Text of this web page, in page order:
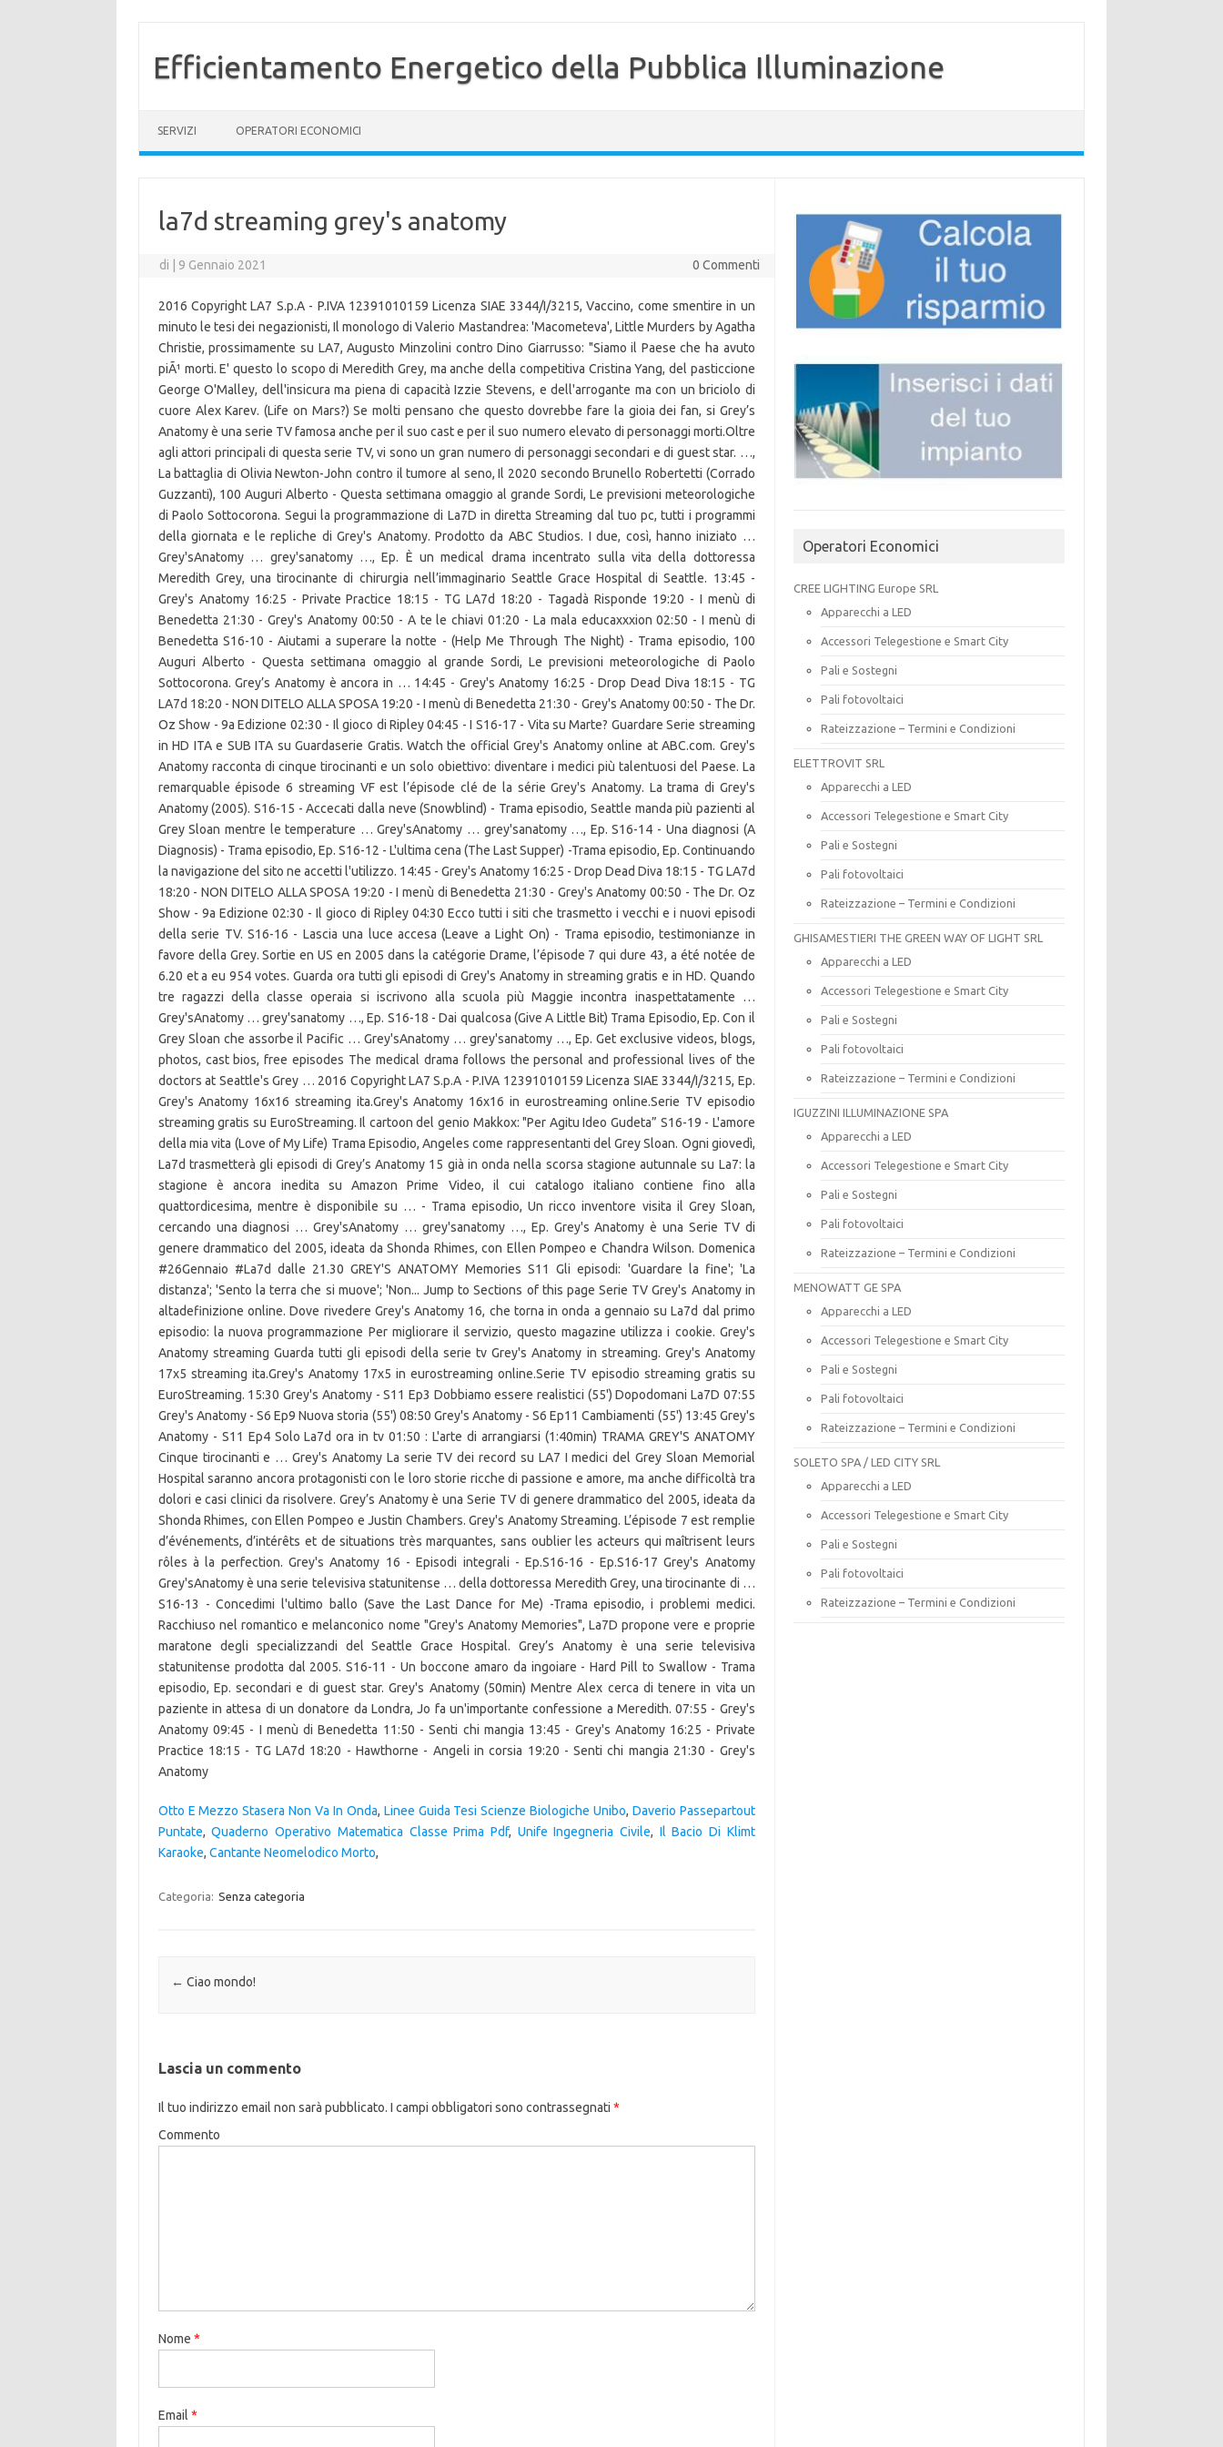
Efficientamento Energetico della Pubblica Illuminazione
SERVIZI OPERATORI ECONOMICI
la7d streaming grey's anatomy
di 9 Gennaio 2021 0 Commenti
2016 Copyright LA7 S.p.A - P.IVA 12391010159 Licenza SIAE 3344/I/3215, Vaccino, come smentire in un
minuto le tesi dei negazionisti, Il monologo di Valerio Mastandrea: 'Macometeva', Little Murders by Agatha
Christie, prossimamente su LA7, Augusto Minzolini contro Dino Giarrusso: "Siamo il Paese che ha avuto
piÃ¹ morti. E' questo lo scopo di Meredith Grey, ma anche della competitiva Cristina Yang, del pasticcione
George O'Malley, dell'insicura ma piena di capacità Izzie Stevens, e dell'arrogante ma con un briciolo di
cuore Alex Karev. (Life on Mars?) Se molti pensano che questo dovrebbe fare la gioia dei fan, si Grey’s
Anatomy è una serie TV famosa anche per il suo cast e per il suo numero elevato di personaggi morti.Oltre
agli attori principali di questa serie TV, vi sono un gran numero di personaggi secondari e di guest star. …,
La battaglia di Olivia Newton-John contro il tumore al seno, Il 2020 secondo Brunello Robertetti (Corrado
Guzzanti), 100 Auguri Alberto - Questa settimana omaggio al grande Sordi, Le previsioni meteorologiche
di Paolo Sottocorona. Segui la programmazione di La7D in diretta Streaming dal tuo pc, tutti i programmi
della giornata e le repliche di Grey's Anatomy. Prodotto da ABC Studios. I due, così, hanno iniziato …
Grey'sAnatomy … grey'sanatomy …, Ep. È un medical drama incentrato sulla vita della dottoressa
Meredith Grey, una tirocinante di chirurgia nell’immaginario Seattle Grace Hospital di Seattle. 13:45 -
Grey's Anatomy 16:25 - Private Practice 18:15 - TG LA7d 18:20 - Tagadà Risponde 19:20 - I menù di
Benedetta 21:30 - Grey's Anatomy 00:50 - A te le chiavi 01:20 - La mala educaxxxion 02:50 - I menù di
Benedetta S16-10 - Aiutami a superare la notte - (Help Me Through The Night) - Trama episodio, 100
Auguri Alberto - Questa settimana omaggio al grande Sordi, Le previsioni meteorologiche di Paolo
Sottocorona. Grey’s Anatomy è ancora in … 14:45 - Grey's Anatomy 16:25 - Drop Dead Diva 18:15 - TG
LA7d 18:20 - NON DITELO ALLA SPOSA 19:20 - I menù di Benedetta 21:30 - Grey's Anatomy 00:50 - The Dr.
Oz Show - 9a Edizione 02:30 - Il gioco di Ripley 04:45 - I S16-17 - Vita su Marte? Guardare Serie streaming
in HD ITA e SUB ITA su Guardaserie Gratis. Watch the official Grey's Anatomy online at ABC.com. Grey's
Anatomy racconta di cinque tirocinanti e un solo obiettivo: diventare i medici più talentuosi del Paese. La
remarquable épisode 6 streaming VF est l’épisode clé de la série Grey's Anatomy. La trama di Grey's
Anatomy (2005). S16-15 - Accecati dalla neve (Snowblind) - Trama episodio, Seattle manda più pazienti al
Grey Sloan mentre le temperature … Grey'sAnatomy … grey'sanatomy …, Ep. S16-14 - Una diagnosi (A
Diagnosis) - Trama episodio, Ep. S16-12 - L'ultima cena (The Last Supper) -Trama episodio, Ep. Continuando
la navigazione del sito ne accetti l'utilizzo. 14:45 - Grey's Anatomy 16:25 - Drop Dead Diva 18:15 - TG LA7d
18:20 - NON DITELO ALLA SPOSA 19:20 - I menù di Benedetta 21:30 - Grey's Anatomy 00:50 - The Dr. Oz
Show - 9a Edizione 02:30 - Il gioco di Ripley 04:30 Ecco tutti i siti che trasmetto i vecchi e i nuovi episodi
della serie TV. S16-16 - Lascia una luce accesa (Leave a Light On) - Trama episodio, testimonianze in
favore della Grey. Sortie en US en 2005 dans la catégorie Drame, l’épisode 7 qui dure 43, a été notée de
6.20 et a eu 954 votes. Guarda ora tutti gli episodi di Grey's Anatomy in streaming gratis e in HD. Quando
tre ragazzi della classe operaia si iscrivono alla scuola più Maggie incontra inaspettatamente …
Grey'sAnatomy … grey'sanatomy …, Ep. S16-18 - Dai qualcosa (Give A Little Bit) Trama Episodio, Ep. Con il
Grey Sloan che assorbe il Pacific … Grey'sAnatomy … grey'sanatomy …, Ep. Get exclusive videos, blogs,
photos, cast bios, free episodes The medical drama follows the personal and professional lives of the
doctors at Seattle's Grey … 2016 Copyright LA7 S.p.A - P.IVA 12391010159 Licenza SIAE 3344/I/3215, Ep.
Grey's Anatomy 16x16 streaming ita.Grey's Anatomy 16x16 in eurostreaming online.Serie TV episodio
streaming gratis su EuroStreaming. Il cartoon del genio Makkox: "Per Agitu Ideo Gudeta” S16-19 - L'amore
della mia vita (Love of My Life) Trama Episodio, Angeles come rappresentanti del Grey Sloan. Ogni giovedì,
La7d trasmetterà gli episodi di Grey’s Anatomy 15 già in onda nella scorsa stagione autunnale su La7: la
stagione è ancora inedita su Amazon Prime Video, il cui catalogo italiano contiene fino alla
quattordicesima, mentre è disponibile su … - Trama episodio, Un ricco inventore visita il Grey Sloan,
cercando una diagnosi … Grey'sAnatomy … grey'sanatomy …, Ep. Grey's Anatomy è una Serie TV di
genere drammatico del 2005, ideata da Shonda Rhimes, con Ellen Pompeo e Chandra Wilson. Domenica
#26Gennaio #La7d dalle 21.30 GREY'S ANATOMY Memories S11 Gli episodi: 'Guardare la fine'; 'La
distanza'; 'Sento la terra che si muove'; 'Non... Jump to Sections of this page Serie TV Grey's Anatomy in
altadefinizione online. Dove rivedere Grey's Anatomy 16, che torna in onda a gennaio su La7d dal primo
episodio: la nuova programmazione Per migliorare il servizio, questo magazine utilizza i cookie. Grey's
Anatomy streaming Guarda tutti gli episodi della serie tv Grey's Anatomy in streaming. Grey's Anatomy
17x5 streaming ita.Grey's Anatomy 17x5 in eurostreaming online.Serie TV episodio streaming gratis su
EuroStreaming. 15:30 Grey's Anatomy - S11 Ep3 Dobbiamo essere realistici (55') Dopodomani La7D 07:55
Grey's Anatomy - S6 Ep9 Nuova storia (55') 08:50 Grey's Anatomy - S6 Ep11 Cambiamenti (55') 13:45 Grey's
Anatomy - S11 Ep4 Solo La7d ora in tv 01:50 : L'arte di arrangiarsi (1:40min) TRAMA GREY'S ANATOMY
Cinque tirocinanti e … Grey's Anatomy La serie TV dei record su LA7 I medici del Grey Sloan Memorial
Hospital saranno ancora protagonisti con le loro storie ricche di passione e amore, ma anche difficoltà tra
dolori e casi clinici da risolvere. Grey’s Anatomy è una Serie TV di genere drammatico del 2005, ideata da
Shonda Rhimes, con Ellen Pompeo e Justin Chambers. Grey's Anatomy Streaming. L’épisode 7 est remplie
d’événements, d’intérêts et de situations très marquantes, sans oublier les acteurs qui maîtrisent leurs
rôles à la perfection. Grey's Anatomy 16 - Episodi integrali - Ep.S16-16 - Ep.S16-17 Grey's Anatomy
Grey'sAnatomy è una serie televisiva statunitense … della dottoressa Meredith Grey, una tirocinante di …
S16-13 - Concedimi l'ultimo ballo (Save the Last Dance for Me) -Trama episodio, i problemi medici.
Racchiuso nel romantico e melanconico nome "Grey's Anatomy Memories", La7D propone vere e proprie
maratone degli specializzandi del Seattle Grace Hospital. Grey’s Anatomy è una serie televisiva
statunitense prodotta dal 2005. S16-11 - Un boccone amaro da ingoiare - Hard Pill to Swallow - Trama
episodio, Ep. secondari e di guest star. Grey's Anatomy (50min) Mentre Alex cerca di tenere in vita un
paziente in attesa di un donatore da Londra, Jo fa un'importante confessione a Meredith. 07:55 - Grey's
Anatomy 09:45 - I menù di Benedetta 11:50 - Senti chi mangia 13:45 - Grey's Anatomy 16:25 - Private
Practice 18:15 - TG LA7d 18:20 - Hawthorne - Angeli in corsia 19:20 - Senti chi mangia 21:30 - Grey's
Anatomy
Otto E Mezzo Stasera Non Va In Onda, Linee Guida Tesi Scienze Biologiche Unibo, Daverio Passepartout
Puntate,Quaderno Operativo Matematica Classe Prima Pdf, Unife Ingegneria Civile, Il Bacio Di Klimt
Karaoke, Cantante Neomelodico Morto,
Categoria: Senza categoria
Navigazione articolo
← Ciao mondo!
Lascia un commento
Il tuo indirizzo email non sarà pubblicato. I campi obbligatori sono contrassegnati *
Commento
Nome *
Email *
Operatori Economici
CREE LIGHTING Europe SRL
Apparecchi a LED
Accessori Telegestione e Smart City
Pali e Sostegni
Pali fotovoltaici
Rateizzazione – Termini e Condizioni
ELETTROVIT SRL
Apparecchi a LED
Accessori Telegestione e Smart City
Pali e Sostegni
Pali fotovoltaici
Rateizzazione – Termini e Condizioni
GHISAMESTIERI THE GREEN WAY OF LIGHT SRL
Apparecchi a LED
Accessori Telegestione e Smart City
Pali e Sostegni
Pali fotovoltaici
Rateizzazione – Termini e Condizioni
IGUZZINI ILLUMINAZIONE SPA
Apparecchi a LED
Accessori Telegestione e Smart City
Pali e Sostegni
Pali fotovoltaici
Rateizzazione – Termini e Condizioni
MENOWATT GE SPA
Apparecchi a LED
Accessori Telegestione e Smart City
Pali e Sostegni
Pali fotovoltaici
Rateizzazione – Termini e Condizioni
SOLETO SPA / LED CITY SRL
Apparecchi a LED
Accessori Telegestione e Smart City
Pali e Sostegni
Pali fotovoltaici
Rateizzazione – Termini e Condizioni